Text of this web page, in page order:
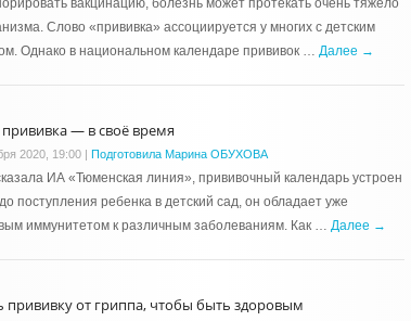
вакцинацию, болезнь может протекать очень тяжело
Слово «прививка» ассоциируется у многих с детским
Однако в национальном календаре прививок … Далее →
— в своё время
2020, 19:00 | Подготовила Марина ОБУХОВА
ИА «Тюменская линия», прививочный календарь устроен
поступления ребенка в детский сад, он обладает уже
иммунитетом к различным заболеваниям. Как … Далее →
прививку от гриппа, чтобы быть здоровым